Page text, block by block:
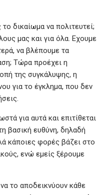
δικαίωμα να πολιτευτεί;
μας και για όλα. Εχουμε
να βλέπουμε τα
Τώρα προέχει η
της συγκάλυψης, η
για το έγκλημα, που δεν
για αυτά και επιτίθεται
βασική ευθύνη, δηλαδή
κάποιες φορές βάζει στο
ενώ εμείς ξέρουμε
το αποδεικνύουν κάθε